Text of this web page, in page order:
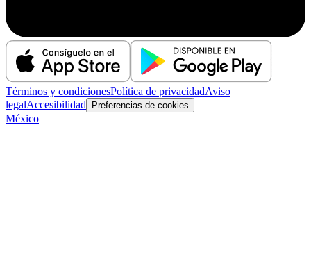
Términos y condicionesPolítica de privacidadAviso
legalAccesibilidad Preferencias de cookies
México